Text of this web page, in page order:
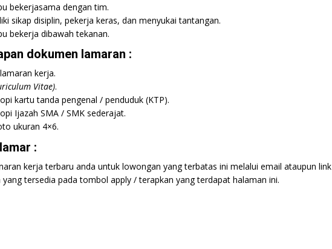
bekerjasama dengan tim.
sikap disiplin, pekerja keras, dan menyukai tantangan.
bekerja dibawah tekanan.
dokumen lamaran :
kerja.
Vitae).
kartu tanda pengenal / penduduk (KTP).
Ijazah SMA / SMK sederajat.
ukuran 4×6.
:
kerja terbaru anda untuk lowongan yang terbatas ini melalui email ataupun link
tersedia pada tombol apply / terapkan yang terdapat halaman ini.